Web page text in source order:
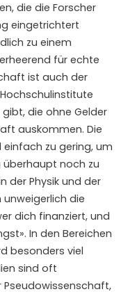
die die Forscher
eingetrichtert
zu einem
für echte
ist auch der
die ohne Gelder
auskommen. Die
zu gering, um
noch zu
der Physik und der
die
dich finanziert, und
In den Bereichen
besonders viel
sind oft
Pseudowissenschaft,